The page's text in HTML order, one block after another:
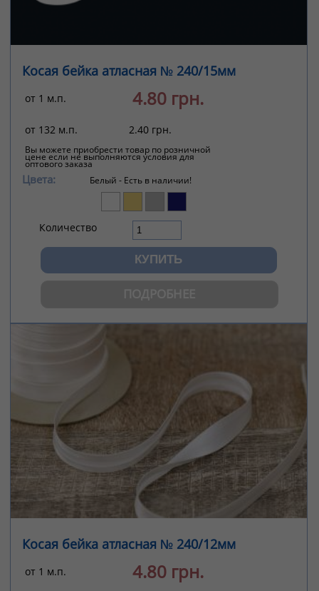
Косая бейка атласная № 240/15мм
от 1 м.п. 4.80 грн.
от 132 м.п. 2.40 грн.
Вы можете приобрести товар по розничной
цене если не выполняются условия для
оптового заказа
Цвета: Белый - Есть в наличии!
Количество
Косая бейка атласная № 240/12мм
от 1 м.п. 4.80 грн.